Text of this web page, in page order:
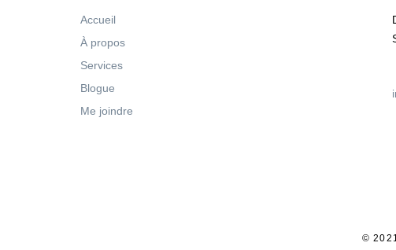
Accueil
À propos
Services
Blogue
Me joindre
©